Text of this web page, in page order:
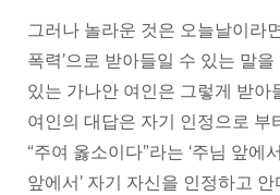
그러나 놀라운 것은 오늘날이라
폭력’으로 받아들일 수 있는 말
있는 가나안 여인은 그렇게 받아
여인의 대답은 자기 인정으로 부
“주여 옳소이다”라는 ‘주님 앞에
앞에서’ 자기 자신을 인정하고